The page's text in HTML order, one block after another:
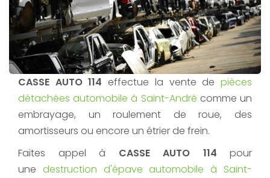
CASSE AUTO 114 effectue la vente depièces
détachées automobile à Saint-André comme un
embrayage, un roulement de roue, des
amortisseurs ou encore un étrier de frein.
Faites appel à CASSE AUTO 114 pour
une destruction d'épave automobile à Saint-